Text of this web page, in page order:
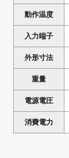
動作温度
入力端子
外形寸法
重量
電源電圧
消費電力